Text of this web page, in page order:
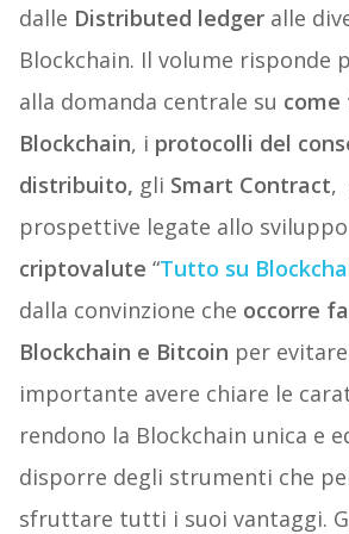
dalle Distributed ledgeralle
Blockchain. Il volume risponde
alla domanda centrale su come
Blockchain, i protocolli del
distribuito, gli Smart Contract,
prospettive legate allo
criptovalute “Tutto su
dalla convinzione che occorre
Blockchain e Bitcoin per evitare
importante avere chiare le
rendono la Blockchain unica e
disporre degli strumenti che
sfruttare tutti i suoi vantaggi.